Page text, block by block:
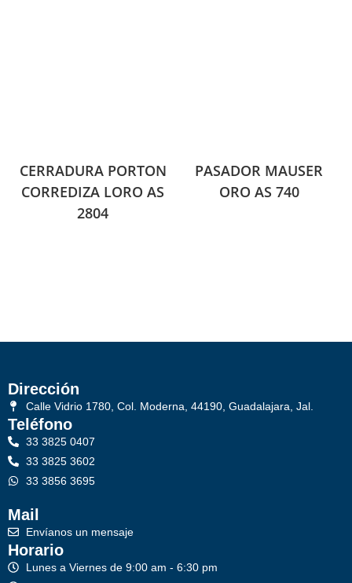
CERRADURA PORTON
CORREDIZA LORO AS
2804
PASADOR MAUSER
ORO AS 740
Dirección
Calle Vidrio 1780, Col. Moderna, 44190, Guadalajara, Jal.
Teléfono
33 3825 0407
33 3825 3602
33 3856 3695
Mail
Envíanos un mensaje
Horario
Lunes a Viernes de 9:00 am - 6:30 pm